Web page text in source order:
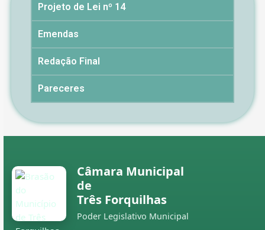
Projeto de Lei nº 14
Emendas
Redação Final
Pareceres
Câmara Municipal
de
Três Forquilhas
Poder Legislativo Municipal